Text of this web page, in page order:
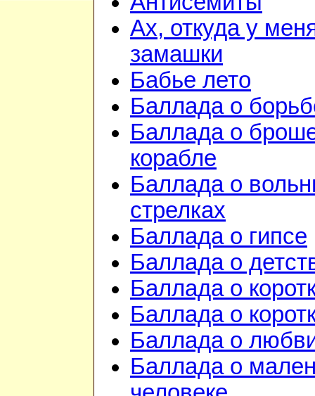
Ах, откуда у
замашки
Бабье лето
Баллада о
Баллада о
корабле
Баллада о
стрелках
Баллада о гипсе
Баллада о
Баллада о
Баллада о
Баллада о
Баллада о